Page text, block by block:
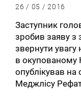
26 / 05 / 2016
Заступник
зробив заяву з
звернути
в окупованому
опублікував на
Меджлісу